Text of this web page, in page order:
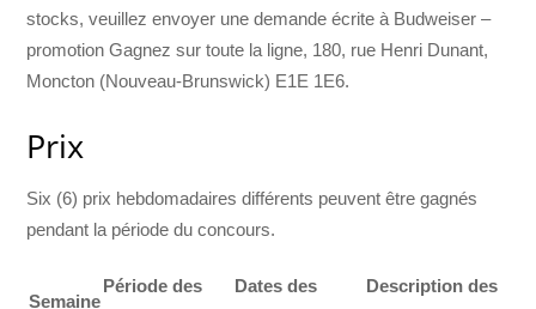
stocks, veuillez envoyer une demande écrite à Budweiser –
promotion Gagnez sur toute la ligne, 180, rue Henri Dunant,
Moncton (Nouveau-Brunswick) E1E 1E6.
Prix
Six (6) prix hebdomadaires différents peuvent être gagnés
pendant la période du concours.
Semaine
Période des
Dates des
Description des